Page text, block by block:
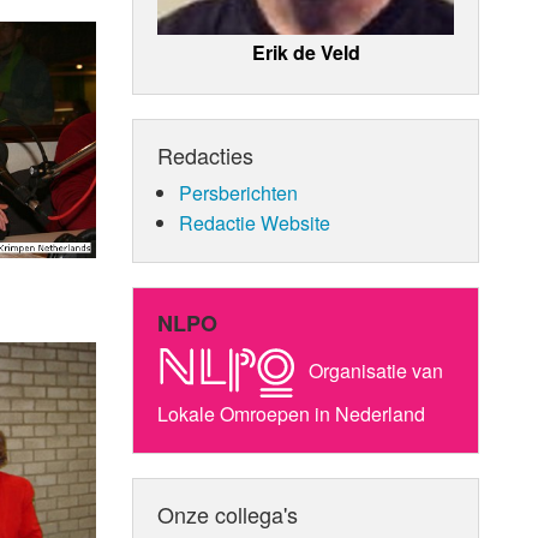
Erik de Veld
Redacties
Persberichten
Redactie Website
NLPO
Organisatie van
Lokale Omroepen in Nederland
Onze collega's